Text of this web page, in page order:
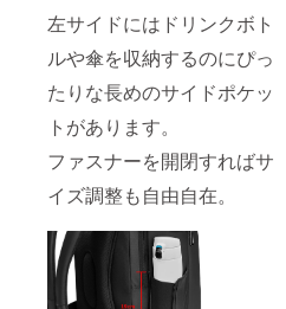
左サイドにはドリンクボト
ルや傘を収納するのにぴっ
たりな長めのサイドポケッ
トがあります。
ファスナーを開閉すればサ
イズ調整も自由自在。